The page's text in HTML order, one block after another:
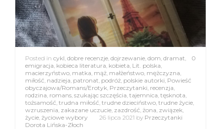
0
Posted in cykl, dobre recenzje, dojrzewanie, dom, dramat,
emigracja, kobieca literatura, kobieta, Lit. polska,
macierzyństwo, matka, mąż, małżeństwo, mężczyzna,
miłość, nadzieja, patronat, podróż, polskie autorki, Powieść
obyczajowa/Romans/Erotyk, Przeczytanki, recenzja,
rodzina, romans, szukając szczęścia, tajemnica, tęsknota,
tożsamość, trudna miłość, trudne dzieciństwo, trudne życie,
wzruszenia, zakazane uczucie, zazdrość, żona, związek,
życie, życiowe wybory 26 lipca 2021 by Przeczytanki
Dorota Lińska-Złoch